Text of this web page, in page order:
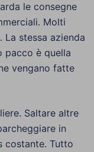
le consegne
Molti
La stessa azienda
pacco è quella
vengano fatte
Saltare altre
in
costante. Tutto